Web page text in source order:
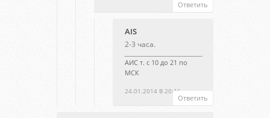
Ответить
AIS
24.01.2014 В 20:16
2-3 часа.
АИС т. с 10 до 21 по
МСК
Ответить